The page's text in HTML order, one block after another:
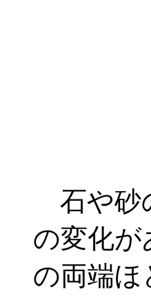
石や砂
の変化が
の両端ほ